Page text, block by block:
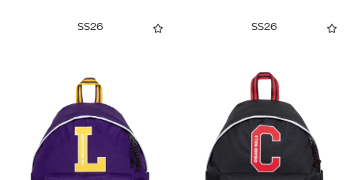
SS26 SS26